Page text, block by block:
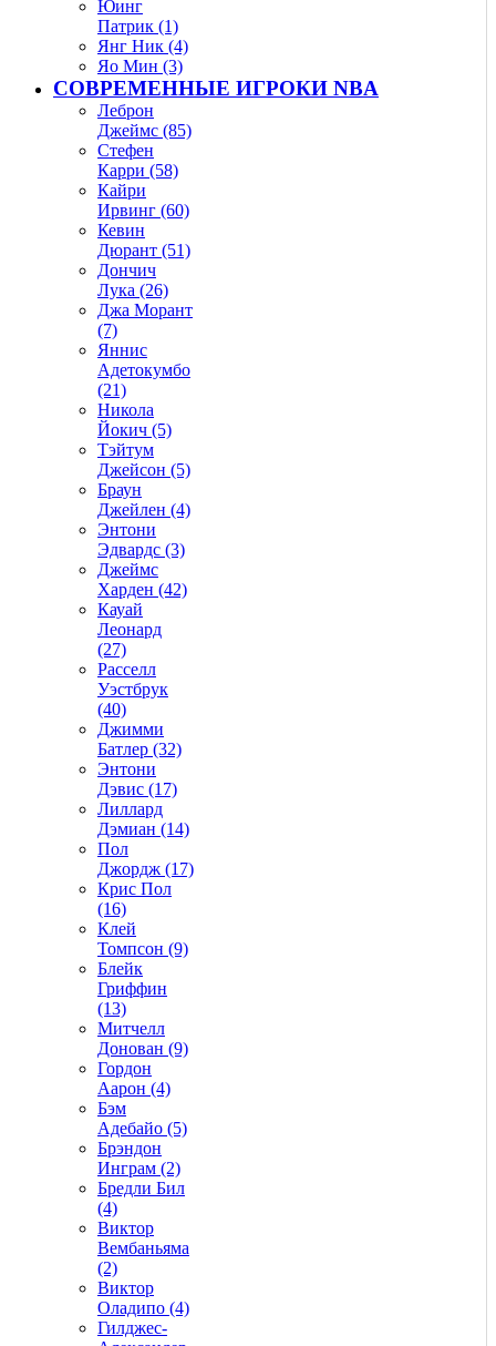
Юинг
Патрик (1)
Янг Ник (4)
Яо Мин (3)
СОВРЕМЕННЫЕ ИГРОКИ NBA
Леброн
Джеймс (85)
Стефен
Карри (58)
Кайри
Ирвинг (60)
Кевин
Дюрант (51)
Дончич
Лука (26)
Джа Морант
(7)
Яннис
Адетокумбо
(21)
Никола
Йокич (5)
Тэйтум
Джейсон (5)
Браун
Джейлен (4)
Энтони
Эдвардс (3)
Джеймс
Харден (42)
Кауай
Леонард
(27)
Расселл
Уэстбрук
(40)
Джимми
Батлер (32)
Энтони
Дэвис (17)
Лиллард
Дэмиан (14)
Пол
Джордж (17)
Крис Пол
(16)
Клей
Томпсон (9)
Блейк
Гриффин
(13)
Митчелл
Донован (9)
Гордон
Аарон (4)
Бэм
Адебайо (5)
Брэндон
Инграм (2)
Бредли Бил
(4)
Виктор
Вембаньяма
(2)
Виктор
Оладипо (4)
Гилджес-